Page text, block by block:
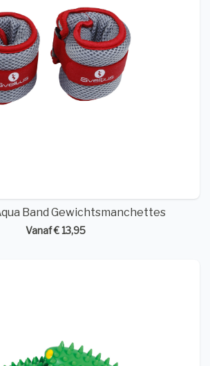
Band Gewichtsmanchettes
Vanaf € 13,95